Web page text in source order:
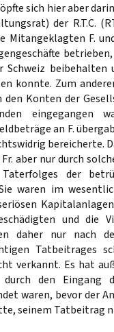
sich hier aber
der R.T.C.
F.
Schweiz
konnte. Zum
Konten der
eingegangen
an F.
bereicherte.
aber nur durch
der
waren im
und die
daher nur nach
Tatbeitrages
verkannt. Es hat
den Eingang
waren, bevor der
seinem Tatbeitrag